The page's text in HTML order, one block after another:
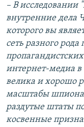
– В
внутренние дела
которого вы
сеть разного
интернет-медиа
велика и хорошо
масштабы
раздутые штаты
косвенные